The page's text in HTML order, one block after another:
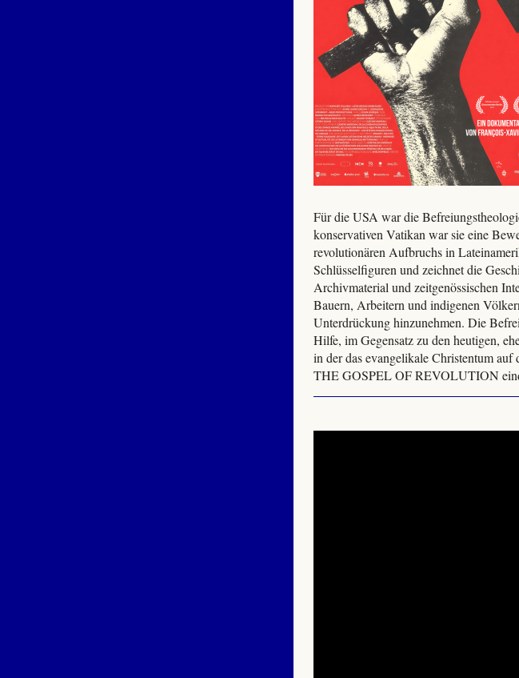
Für die USA war die
konservativen Vatikan war sie eine
revolutionären Aufbruchs in
Schlüsselfiguren und zeichnet die
Archivmaterial und zeitgenössischen
Bauern, Arbeitern und indigenen
Unterdrückung hinzunehmen. Die
Hilfe, im Gegensatz zu den heutigen,
in der das evangelikale Christentum
THE GOSPEL OF REVOLUTION